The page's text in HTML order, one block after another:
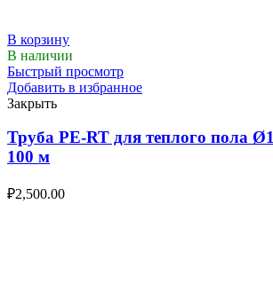
В корзину
В наличии
Быстрый просмотр
Добавить в избранное
Закрыть
Труба PE-RT для теплого пола
100 м
₽2,500.00